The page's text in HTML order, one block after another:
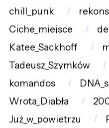
chill_punk
Ciche_miejsce
Katee_Sackhoff
Tadeusz_Szymków
komandos
Wrota_Diabła
Już_w_powietrzu